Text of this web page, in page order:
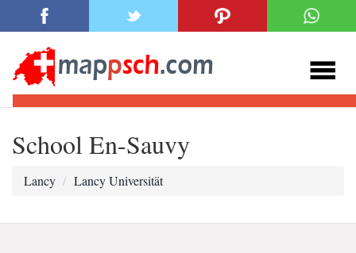
School En-Sauvy
Lancy Lancy Universität